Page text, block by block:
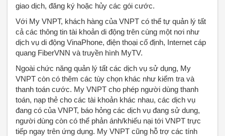
giao dịch, đăng ký hoặc hủy các gói cước.
Với My VNPT, khách hàng của VNPT có thể tự quản lý tất
cả các thông tin tài khoản di động trên cùng một nơi như
dịch vụ di động VinaPhone, điện thoại cố định, Internet cáp
quang FiberVNN và truyền hình MyTV.
Ngoài chức năng quản lý tất các dịch vụ sử dụng, My
VNPT còn có thêm các tùy chọn khác như kiểm tra và
thanh toán cước. My VNPT cho phép người dùng thanh
toán, nạp thẻ cho các tài khoản khác nhau, các dịch vụ
đang có của VNPT, báo hỏng các dịch vụ đang sử dung,
người dùng còn có thể phản ánh/khiếu nại tới VNPT trực
tiếp ngay trên ứng dụng. My VNPT cũng hỗ trợ các tính